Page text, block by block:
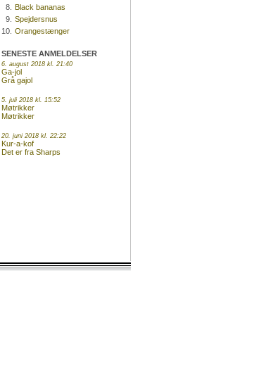
8. Black bananas
9. Spejdersnus
10. Orangestænger
SENESTE ANMELDELSER
6. august 2018 kl. 21:40
Ga-jol
Grå gajol
5. juli 2018 kl. 15:52
Møtrikker
Møtrikker
20. juni 2018 kl. 22:22
Kur-a-kof
Det er fra Sharps